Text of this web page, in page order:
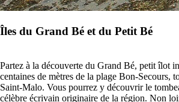
Îles du Grand Bé et du Petit Bé
Partez à la découverte du Grand Bé, petit îlot
centaines de mètres de la plage Bon-Secours,
Saint-Malo. Vous pourrez y découvrir le
célèbre écrivain originaire de la région. Non